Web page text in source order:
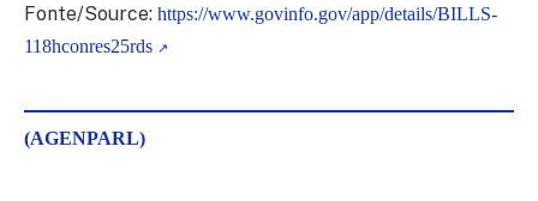
Fonte/Source: https://www.govinfo.gov/app/details/BILLS-
118hconres25rds
(AGENPARL)